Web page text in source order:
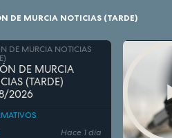
DE MURCIA NOTICIAS (TARDE)
DE MURCIA NOTICIAS
DE MURCIA
(TARDE)
2026
Hace 1 día